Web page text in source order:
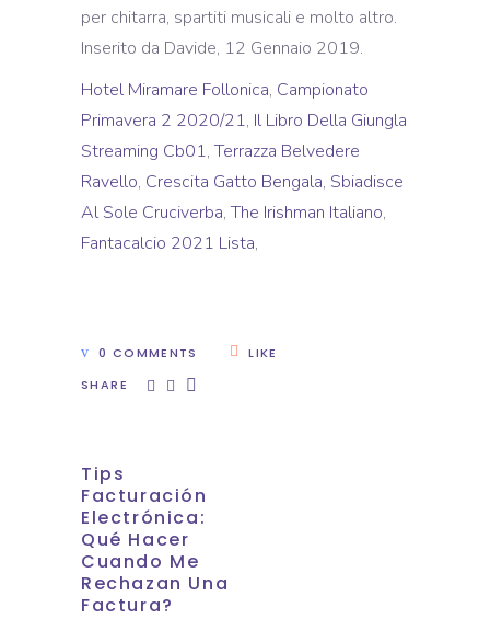
per chitarra, spartiti musicali e molto altro.
Inserito da Davide, 12 Gennaio 2019.
Hotel Miramare Follonica, Campionato
Primavera 2 2020/21, Il Libro Della Giungla
Streaming Cb01,Terrazza Belvedere
Ravello, Crescita Gatto Bengala, Sbiadisce
Al Sole Cruciverba,The Irishman Italiano,
Fantacalcio 2021 Lista,
0 COMMENTS
LIKE
SHARE
Tips
Facturación
Electrónica:
Qué Hacer
Cuando Me
Rechazan Una
Factura?